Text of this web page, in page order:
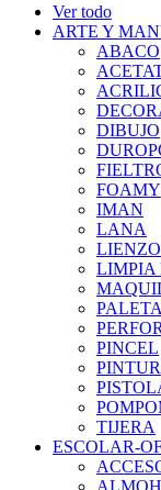
Ver todo
ARTE Y
ABACO
DIBUJO
FOAMY
IMAN
LANA
LIMPIA
PINCEL
TIJERA
ESCOLAR-